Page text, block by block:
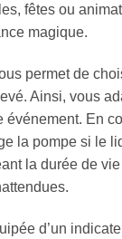
fêtes ou
magique.
permet de
Ainsi, vous
événement. En
la pompe si le
la durée de
d’un